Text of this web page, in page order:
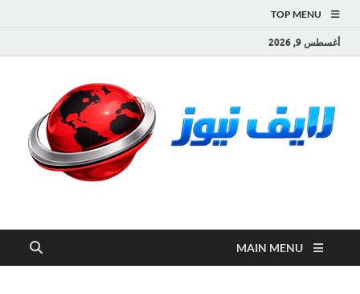
TOP MENU
أغسطس 9, 2026
لايف نيوز
MAIN MENU